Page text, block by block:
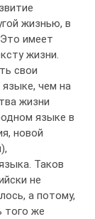
жизнью, в
имеет
жизни.
свои
чем на
жизни
языке в
новой
Таков
не
а потому,
того же